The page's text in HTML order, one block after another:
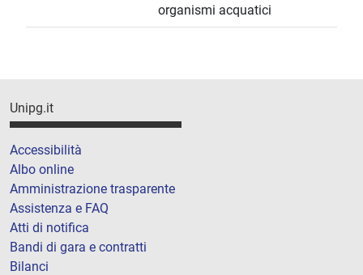
organismi acquatici
Unipg.it
Accessibilità
Albo online
Amministrazione trasparente
Assistenza e FAQ
Atti di notifica
Bandi di gara e contratti
Bilanci